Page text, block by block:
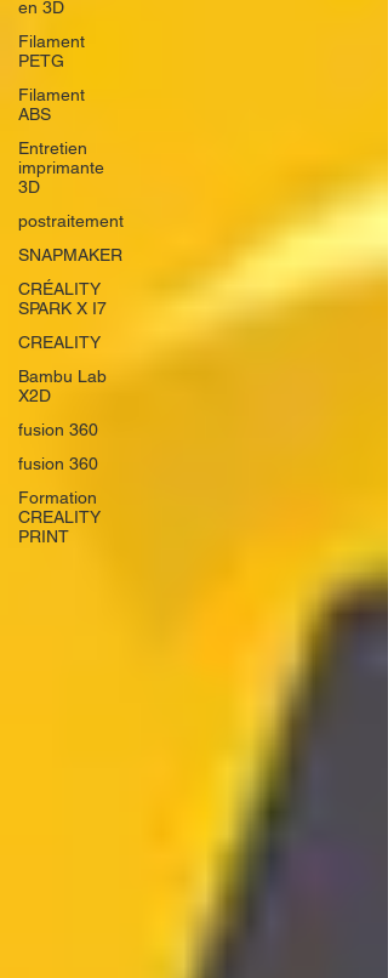
en 3D
Filament
PETG
Filament
ABS
Entretien
imprimante
3D
postraitement
SNAPMAKER
CRÉALITY
SPARK X I7
CREALITY
Bambu Lab
X2D
fusion 360
fusion 360
Formation
CREALITY
PRINT